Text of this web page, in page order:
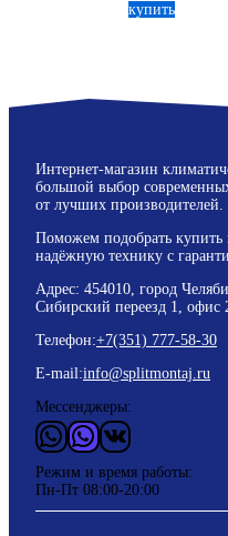
купить
Интернет-магазин
большой выбор
от лучших производителей.
Поможем подобрать купить
надёжную технику с
Адрес: 454010, город
Сибирский переезд 1, офис
Телефон:+7(351) 777-58-30
E-mail:info@splitmontaj.ru
Мессенджеры:
WhatsApp
ViderВКонтакте
Режим и время работы:
Пн-Пт 08:00-20:00